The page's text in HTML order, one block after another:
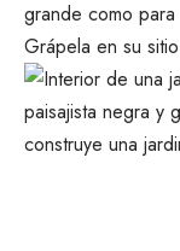
grande como
Grápela en su